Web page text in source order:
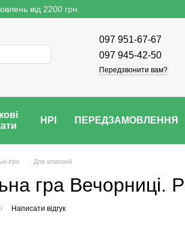
від 2200 грн.
097 951-67-67
097 945-42-50
Передзвонити вам?
НРІ ПЕРЕДЗАМОВЛЕННЯ
ігри Для компанії
гра Вечорниці.
Написати відгук